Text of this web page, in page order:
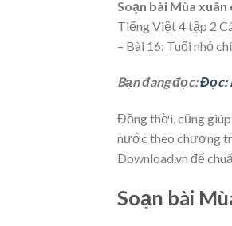
Soạn bài Mùa
Tiếng Việt 4 tập 2
– Bài 16: Tuổi nhỏ
Bạn đang đọc:Đọc:
Đồng thời, cũng giúp
nước theo chương
Download.vn để
Soạn bài